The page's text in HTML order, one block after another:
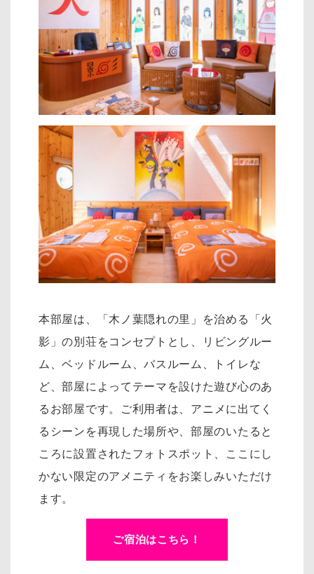
本部屋は、「木ノ葉隠れの里」を治める「火
影」の別荘をコンセプトとし、リ ビングルー
ム、ベッドルーム、バスルーム、トイレな
ど、部屋によってテーマを設けた遊び心のあ
るお部屋です。
ご利用者は、アニメに出てく
るシーンを再現した場所や、部屋のいたると
ころに設置されたフォトスポット、
ここにし
かない限定のアメニティをお楽しみいただけ
ます。
ご宿泊はこちら！